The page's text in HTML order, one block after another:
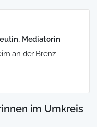
Mediatorin
an der Brenz
im Umkreis